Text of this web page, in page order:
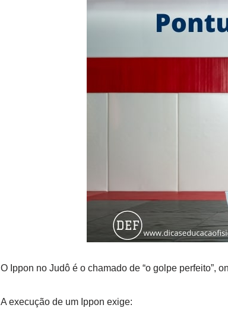
O Ippon no Judô é o chamado de “o golpe perfeito”,
A execução de um Ippon exige: